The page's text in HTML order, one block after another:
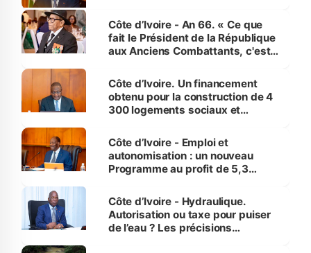
Côte d’Ivoire - An 66. « Ce que
fait le Président de la République
aux Anciens Combattants, c'est
Côte d’Ivoire. Un financement
obtenu pour la construction de 4
300 logements sociaux et
et Yamoussoukro
Côte d’Ivoire - Emploi et
autonomisation : un nouveau
Programme au profit de 5,3
Côte d’Ivoire - Hydraulique.
Autorisation ou taxe pour puiser
de l’eau ? Les précisions